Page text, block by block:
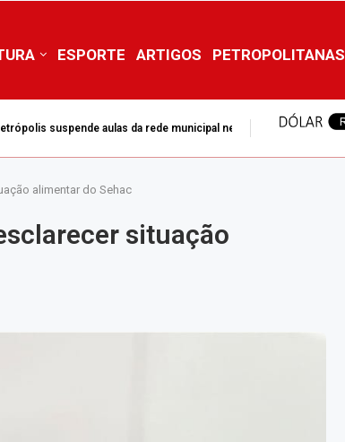
ESPORTE ARTIGOS PETROPOLITANAS
da DEAM para 2028
alimentar do Sehac
situação